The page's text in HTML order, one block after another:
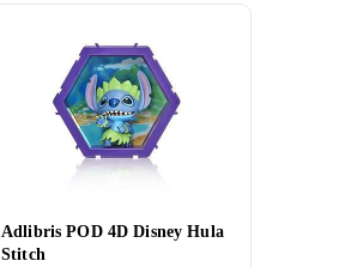
Adlibris POD 4D Disney Hula
Stitch